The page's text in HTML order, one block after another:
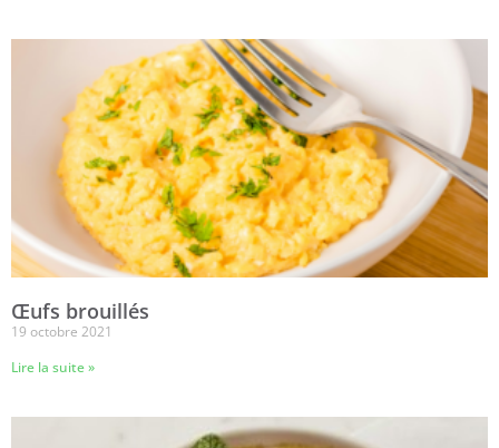
Œufs brouillés
19 octobre 2021
Lire la suite »